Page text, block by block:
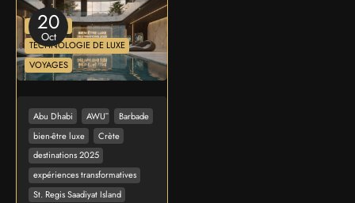
20
Oct
BIEN-ÊTRE
TECHNOLOGIE DE LUXE
VOYAGES
Abu Dhabi AWŪ
Barbade
bien-être luxe
Crète
destinations 2025
expériences transformatives
St. Regis Saadiyat Island